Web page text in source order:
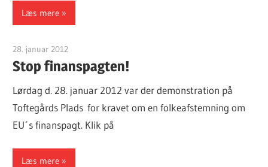
Læs mere
28. januar 2012
Stop finanspagten!
Lørdag d. 28. januar 2012 var der demonstration på
Toftegårds Plads for kravet om en folkeafstemning om
EU´s finanspagt. Klik på
Læs mere